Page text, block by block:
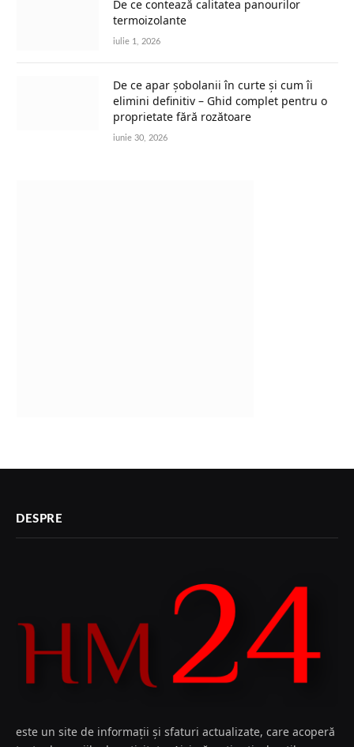
De ce contează calitatea panourilor
termoizolante
iulie 1, 2026
De ce apar șobolanii în curte și cum îi
elimini definitiv – Ghid complet pentru o
proprietate fără rozătoare
iunie 30, 2026
DESPRE
este un site de informații și sfaturi actualizate, care acoperă